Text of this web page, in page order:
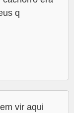
q
vir aqui